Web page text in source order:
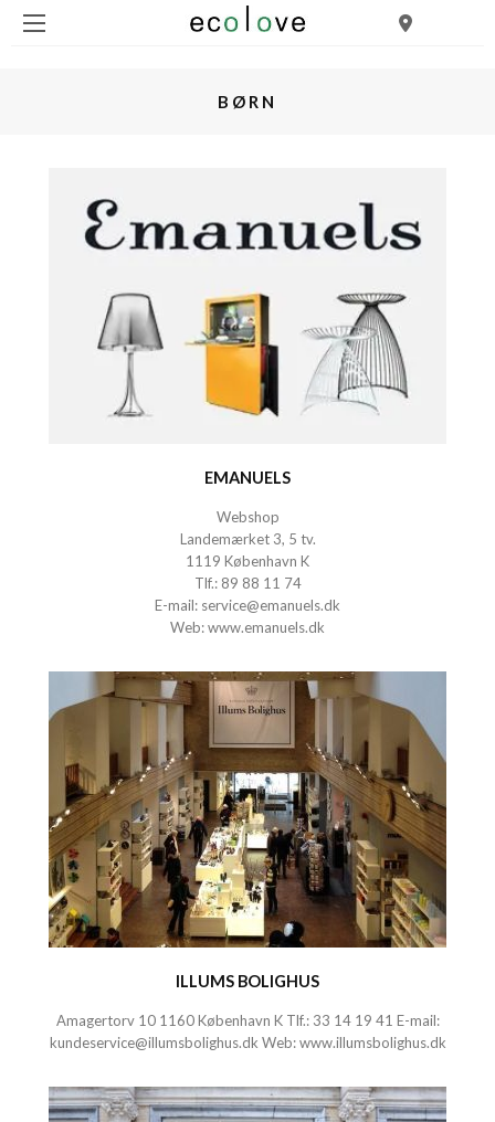
BØRN
EMANUELS
Webshop
Landemærket 3, 5 tv.
1119 København K
Tlf.:89 88 11 74
E-mail: service@emanuels.dk
Web:www.emanuels.dk
ILLUMS BOLIGHUS
Amagertorv 10 1160 København K Tlf.: 33 14 19 41 E-mail:
kundeservice@illumsbolighus.dk Web:www.illumsbolighus.dk